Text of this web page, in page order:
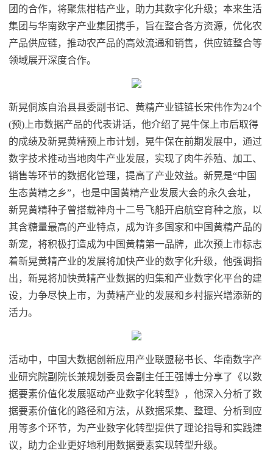
团的合作，将聚焦柑桔产业，助力其数字化升级；本来生活
集团与华南数字产业集团携手，旨在整合各方资源，优化农
产品供应链，推动农产品的高效流通和销售，供应链整合等
领域展开深度合作。
新晃侗族自治县县委副 书记、黄精产业链链长宋伟作为24个
(预)上市数据产品的代表讲话，他介绍了晃牛保上市后取得
的成绩及新晃黄精预上市计划，晃牛保在前期发展中，通过
数字技术推动当地肉牛产业发展，实现了肉牛养殖、加工、
销售等环节的数据化管理，提高了产业效益。新晃是“中国
生态黄精之乡”，也是中国黄精产业发展大会的永久会址，
新晃黄精种子曾搭载神舟十二号飞船开启航空育种之旅，以
其含糖量最高的产业特点，成为许多国家和中国黄精产品的
新宠，将积极打造成为中国黄精第一品牌，此次预上市标志
着新晃黄精产业的发展将加快产业的数字化升级，他强调指
出，新晃将加快黄精产业数据的归集和产业数字化平台的建
设，力争尽快上市，为黄精产业的发展和乡村振兴增添新的
活力。
活动中，中国大数据创新应用产业联盟秘书长、华南数字产
业研究院副院长兼规划委员会副主任王强博士分享了《以数
据要素价值化发展驱动产业数字化转型》，他深入分析了数
据要素价值化的路径和方法，从数据采集、整理、分析到应
用等多个环节，为产业数字化转型提供了理论指导和实践建
议，助力企业更好地利用数据要素实现转型升级。